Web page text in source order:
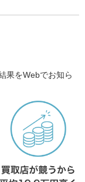
果をWebでお知ら